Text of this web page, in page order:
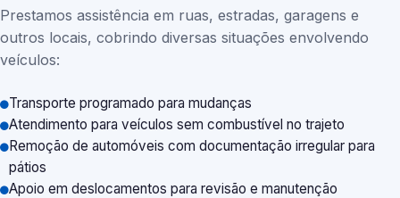
Prestamos assistência em ruas, estradas, garagens e
outros locais, cobrindo diversas situações envolvendo
veículos:
Transporte programado para mudanças
Atendimento para veículos sem combustível no trajeto
Remoção de automóveis com documentação irregular para
pátios
Apoio em deslocamentos para revisão e manutenção